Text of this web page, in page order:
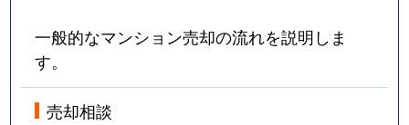
一般的なマンション売却の流れを説明しま
す。
売却相談